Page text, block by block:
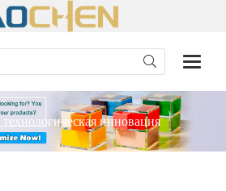
технологическая инновация